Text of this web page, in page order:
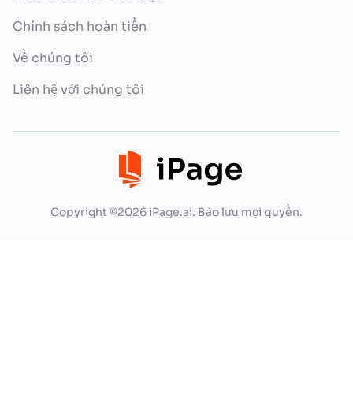
Chính sách hoàn tiền
Về chúng tôi
Liên hệ với chúng tôi
Copyright ©2026 iPage.ai. Bảo lưu mọi quyền.